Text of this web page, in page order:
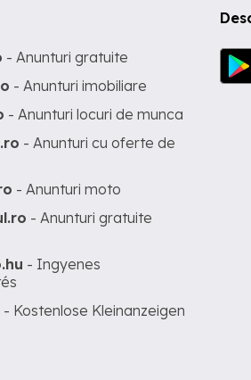
- Anunturi gratuite
- Anunturi imobiliare
- Anunturi locuri de munca
- Anunturi cu oferte de
- Anunturi moto
- Anunturi gratuite
- Ingyenes
- Kostenlose Kleinanzeigen